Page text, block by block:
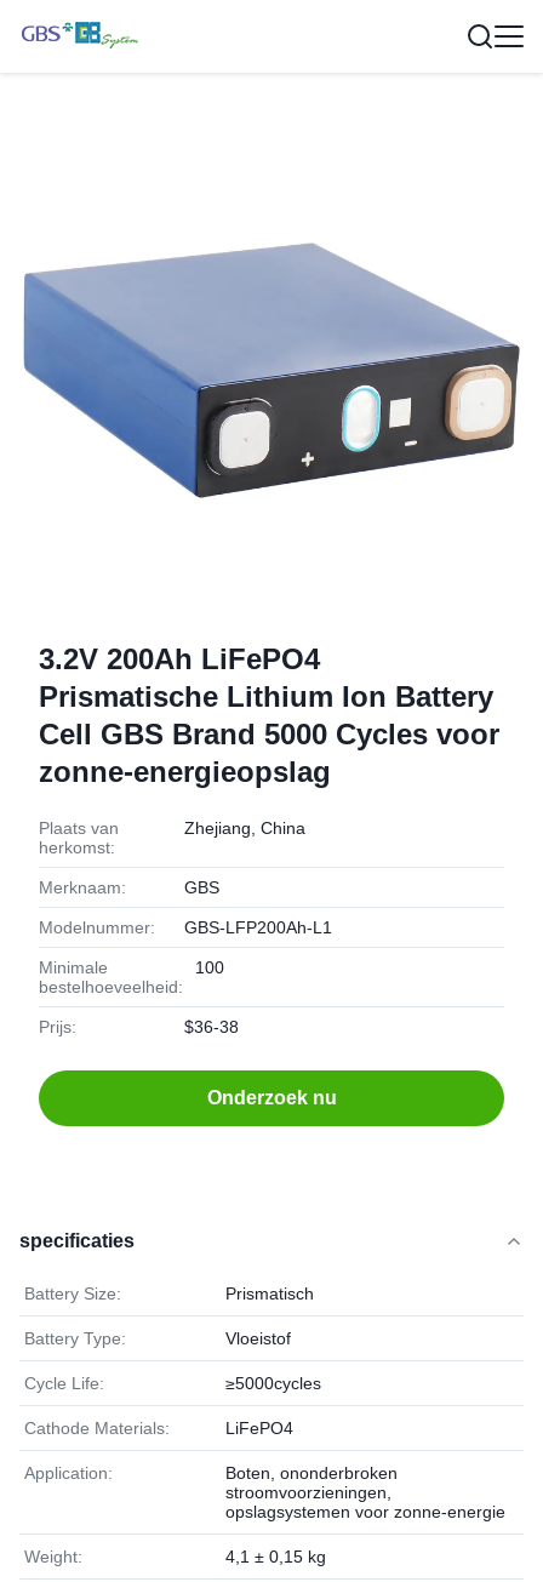
3.2V 200Ah LiFePO4
Prismatische Lithium Ion Battery
Cell GBS Brand 5000 Cycles voor
zonne-energieopslag
Plaats van
herkomst:
Zhejiang, China
Merknaam: GBS
Modelnummer: GBS-LFP200Ah-L1
Minimale
bestelhoeveelheid:
100
Prijs: $36-38
Onderzoek nu
specificaties
Battery Size: Prismatisch
Battery Type: Vloeistof
Cycle Life: ≥5000cycles
Cathode Materials: LiFePO4
Application:
Boten, ononderbroken
stroomvoorzieningen,
opslagsystemen voor zonne-energie
Weight: 4,1 ± 0,15 kg